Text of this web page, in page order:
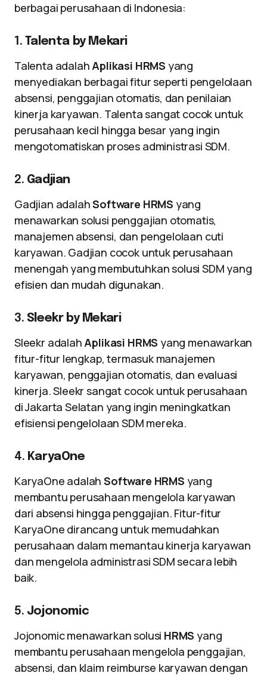
berbagai perusahaan di Indonesia:
1. Talenta by Mekari
Talenta adalahAplikasi HRMS yang
menyediakan berbagai fitur seperti pengelolaan
absensi, penggajian otomatis, dan penilaian
kinerja karyawan. Talenta sangat cocok untuk
perusahaan kecil hingga besar yang ingin
mengotomatiskan proses administrasi SDM.
2. Gadjian
Gadjian adalahSoftware HRMS yang
menawarkan solusi penggajian otomatis,
manajemen absensi, dan pengelolaan cuti
karyawan. Gadjian cocok untuk perusahaan
menengah yang membutuhkan solusi SDM yang
efisien dan mudah digunakan.
3. Sleekr by Mekari
Sleekr adalahAplikasi HRMS yang menawarkan
fitur-fitur lengkap, termasuk manajemen
karyawan, penggajian otomatis, dan evaluasi
kinerja. Sleekr sangat cocok untuk perusahaan
di Jakarta Selatan yang ingin meningkatkan
efisiensi pengelolaan SDM mereka.
4. KaryaOne
KaryaOne adalahSoftware HRMS yang
membantu perusahaan mengelola karyawan
dari absensi hingga penggajian. Fitur-fitur
KaryaOne dirancang untuk memudahkan
perusahaan dalam memantau kinerja karyawan
dan mengelola administrasi SDM secara lebih
baik.
5. Jojonomic
Jojonomic menawarkan solusi HRMS yang
membantu perusahaan mengelola penggajian,
absensi, dan klaim reimburse karyawan dengan